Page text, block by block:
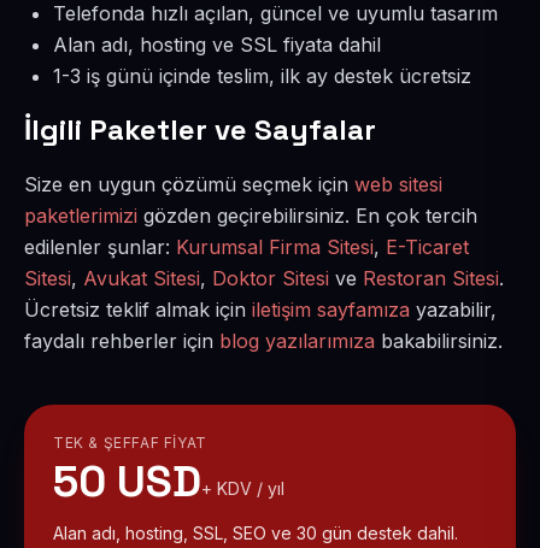
Telefonda hızlı açılan, güncel ve uyumlu tasarım
Alan adı, hosting ve SSL fiyata dahil
1-3 iş günü içinde teslim, ilk ay destek ücretsiz
İlgili Paketler ve Sayfalar
Size en uygun çözümü seçmek için web sitesi
paketlerimizi gözden geçirebilirsiniz. En çok tercih
edilenler şunlar: Kurumsal Firma Sitesi, E-Ticaret
Sitesi, Avukat Sitesi, Doktor Sitesi ve Restoran Sitesi.
Ücretsiz teklif almak için iletişim sayfamıza yazabilir,
faydalı rehberler için blog yazılarımıza bakabilirsiniz.
TEK & ŞEFFAF FIYAT
50 USD+ KDV / yıl
Alan adı, hosting, SSL, SEO ve 30 gün destek dahil.